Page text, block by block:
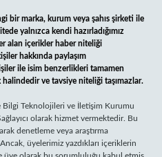
bir marka, kurum veya şahıs şirketi ile
yalnızca kendi hazırladığımız
alan içerikler haber niteliği
hakkında paylaşım
ile isim benzerlikleri tamamen
ve tavsiye niteliği taşımazlar.
Bilgi Teknolojileri ve İletişim Kurumu
olarak hizmet vermektedir. Bu
denetleme veya araştırma
üyelerimiz yazdıkları içeriklerin